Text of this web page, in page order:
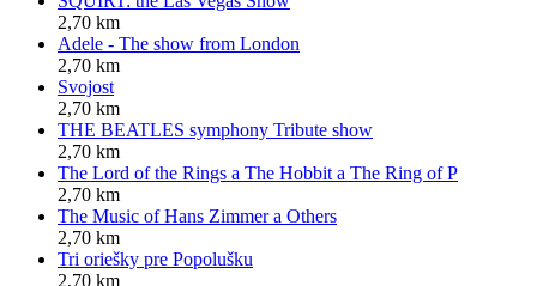
2,70 km
Adele - The show from London
2,70 km
Svojost
2,70 km
THE BEATLES symphony Tribute show
2,70 km
The Lord of the Rings a The Hobbit a The Ring of P
2,70 km
The Music of Hans Zimmer a Others
2,70 km
Tri oriešky pre Popolušku
2,70 km